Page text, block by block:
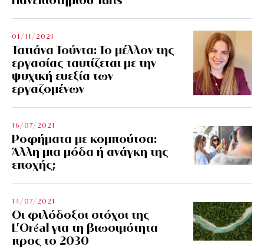
01/11/2021
Τατιάνα Τούντα: Το μέλλον της
εργασίας ταυτίζεται με την
ψυχική ευεξία των
εργαζομένων
16/07/2021
Ροφήματα με κομπούτσα:
Άλλη μια μόδα ή ανάγκη της
εποχής;
14/07/2021
Οι φιλόδοξοι στόχοι της
L’Oréal για τη βιωσιμότητα
προς το 2030